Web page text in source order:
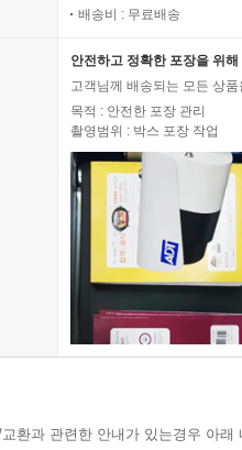
배송비 : 무료배송
안전하고 정확한 포장을 위
고객님께 배송되는 모든 상
목적 : 안전한 포장 관리
촬영범위 : 박스 포장 작업
환과 관련한 안내가 있는경우 아